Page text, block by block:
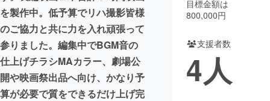
CAMPFIRE for Social Good
CAMPFIRE Creation
CAMPFIREふるさと納税
コミュニティ
を製作中。低予算でリハ撮影皆様
のご協力と共に力を入れ頑張って
参りました。編集中でBGM音の
仕上げチラシMAカラー、劇場公
開や映画祭出品へ向け、かなり予
算が必要で質をできるだけ上げ完
目標金額は
800,000円
支援者数
4人